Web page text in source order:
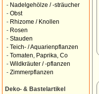
- Nadelgehölze / -sträucher
- Obst
- Rhizome / Knollen
- Rosen
- Stauden
- Teich- / Aquarienpflanzen
- Tomaten, Paprika, Co
- Wildkräuter / -pflanzen
- Zimmerpflanzen
Deko- & Bastelartikel